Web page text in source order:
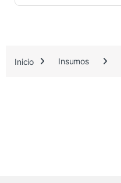
1
4
Inicio Insumos